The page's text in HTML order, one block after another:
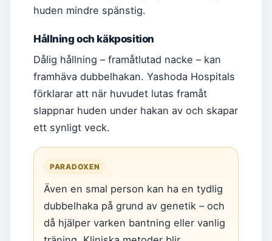
huden mindre spänstig.
Hållning och käkposition
Dålig hållning – framåtlutad nacke – kan
framhäva dubbelhakan. Yashoda Hospitals
förklarar att när huvudet lutas framåt
slappnar huden under hakan av och skapar
ett synligt veck.
PARADOXEN
Även en smal person kan ha en tydlig
dubbelhaka på grund av genetik – och
då hjälper varken bantning eller vanlig